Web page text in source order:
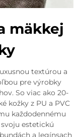
mäkkej
textúrou a
pre výrobky
So viac ako 20-
kožky z PU a PVC
každodennému
estetickú
a legínsach